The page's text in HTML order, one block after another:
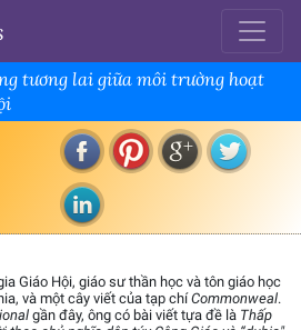
tương lai giữa môi trường hoạt
Giáo Hội, giáo sư thần học và tôn giáo học
và một cây viết của tạp chíCommonweal.
gần đây, ông có bài viết tựa đề là Thấp